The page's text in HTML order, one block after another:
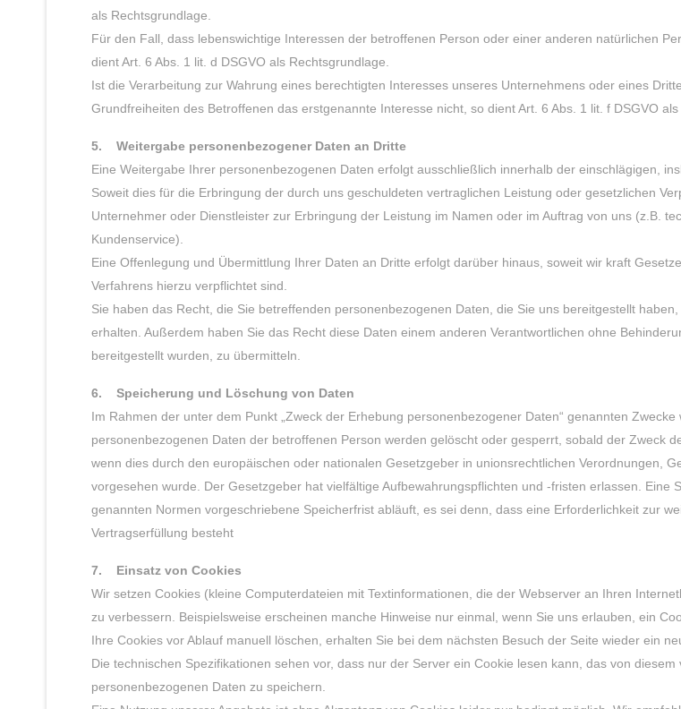
als Rechtsgrundlage.
Für den Fall, dass lebenswichtige Interessen der betroffenen Person oder einer anderen natürlichen
dient Art. 6 Abs. 1 lit. d DSGVO als Rechtsgrundlage.
Ist die Verarbeitung zur Wahrung eines berechtigten Interesses unseres Unternehmens oder eines
Grundfreiheiten des Betroffenen das erstgenannte Interesse nicht, so dient Art. 6 Abs. 1 lit. f DSGVO
5. Weitergabe personenbezogener Daten an Dritte
Eine Weitergabe Ihrer personenbezogenen Daten erfolgt ausschließlich innerhalb der einschlägigen,
Soweit dies für die Erbringung der durch uns geschuldeten vertraglichen Leistung oder gesetzlichen
Unternehmer oder Dienstleister zur Erbringung der Leistung im Namen oder im Auftrag von uns (z.B.
Kundenservice).
Eine Offenlegung und Übermittlung Ihrer Daten an Dritte erfolgt darüber hinaus, soweit wir kraft
Verfahrens hierzu verpflichtet sind.
Sie haben das Recht, die Sie betreffenden personenbezogenen Daten, die Sie uns bereitgestellt
erhalten. Außerdem haben Sie das Recht diese Daten einem anderen Verantwortlichen ohne
bereitgestellt wurden, zu übermitteln.
6. Speicherung und Löschung von Daten
Im Rahmen der unter dem Punkt „Zweck der Erhebung personenbezogener Daten“ genannten
personenbezogenen Daten der betroffenen Person werden gelöscht oder gesperrt, sobald der Zweck
wenn dies durch den europäischen oder nationalen Gesetzgeber in unionsrechtlichen Verordnungen,
vorgesehen wurde. Der Gesetzgeber hat vielfältige Aufbewahrungspflichten und -fristen erlassen.
genannten Normen vorgeschriebene Speicherfrist abläuft, es sei denn, dass eine Erforderlichkeit zur
Vertragserfüllung besteht
7. Einsatz von Cookies
Wir setzen Cookies (kleine Computerdateien mit Textinformationen, die der Webserver an Ihren
zu verbessern. Beispielsweise erscheinen manche Hinweise nur einmal, wenn Sie uns erlauben, ein
Ihre Cookies vor Ablauf manuell löschen, erhalten Sie bei dem nächsten Besuch der Seite wieder ein
Die technischen Spezifikationen sehen vor, dass nur der Server ein Cookie lesen kann, das von
personenbezogenen Daten zu speichern.